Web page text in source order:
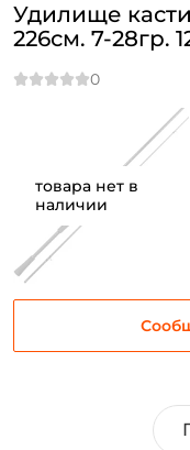
товара нет в
наличии
Удилище
226см. 7-28гр.